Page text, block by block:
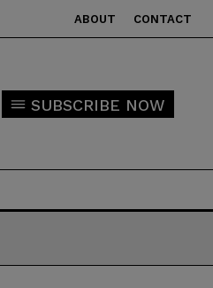
ABOUT CONTACT
SUBSCRIBE NOW